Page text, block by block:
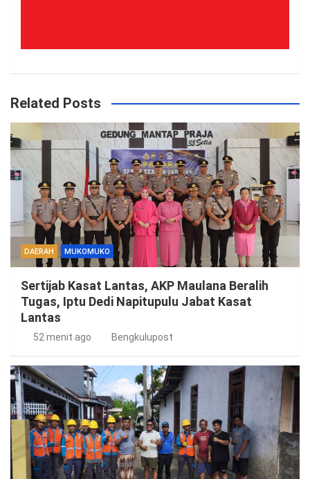
Related Posts
DAERAH MUKOMUKO
Sertijab Kasat Lantas, AKP Maulana Beralih
Tugas, Iptu Dedi Napitupulu Jabat Kasat
Lantas
52 menit ago Bengkulupost